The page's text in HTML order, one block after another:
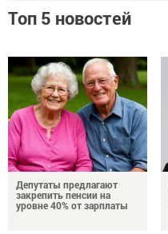
Топ 5 новостей
Депутаты предлагают
закрепить пенсии на
уровне 40% от зарплаты